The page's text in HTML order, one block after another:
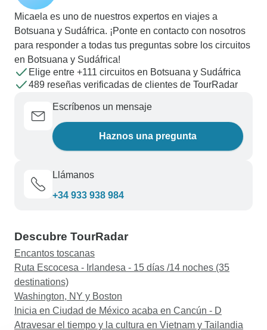
Micaela es uno de nuestros expertos en viajes a
Botsuana y Sudáfrica. ¡Ponte en contacto con nosotros
para responder a todas tus preguntas sobre los circuitos
en Botsuana y Sudáfrica!
Elige entre +111 circuitos en Botsuana y Sudáfrica
489 reseñas verificadas de clientes de TourRadar
Escríbenos un mensaje
Haznos una pregunta
Llámanos
+34 933 938 984
Descubre TourRadar
Encantos toscanas
Ruta Escocesa - Irlandesa - 15 días /14 noches (35
destinations)
Washington, NY y Boston
Inicia en Ciudad de México acaba en Cancún - D
Atravesar el tiempo y la cultura en Vietnam y Tailandia